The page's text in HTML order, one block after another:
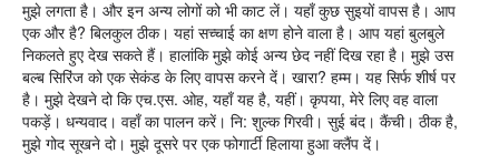
मुझे लगता है। और इन अन्य लोगों को भी काट लें। यहाँ कुछ सुइयों वापस है। आप
एक और है? बिलकुल ठीक। यहां सच्चाई का क्षण होने वाला है। आप यहां बुलबुले
निकलते हुए देख सकते हैं। हालांकि मुझे कोई अन्य छेद नहीं दिख रहा है। मुझे उस
बल्ब सिरिंज को एक सेकंड के लिए वापस करने दें। खारा? हम्म। यह सिर्फ शीर्ष पर
है। मुझे देखने दो कि एच.एस. ओह, यहाँ यह है, यहीं। कृपया, मेरे लिए वह वाला
पकड़ें। धन्यवाद। वहाँ का पालन करें। नि: शुल्क गिरवी। सुई बंद। कैंची। ठीक है,
मुझे गोद सूखने दो। मुझे दूसरे पर एक फोगार्टी हिलाया हुआ क्लैंप दें।